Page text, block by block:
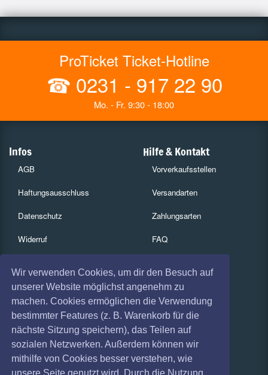
Wir verwenden Cookies, um dir den Besuch auf
unserer Website möglichst angenehm zu
machen. Cookies ermöglichen die Verwendung
bestimmter Features (z. B. Warenkorb für die
nächste Sitzung speichern), das Teilen auf
sozialen Netzwerken. Außerdem können wir
mithilfe von Cookies besser verstehen, wie
unsere Seite genutzt wird. Durch die Nutzung
ProTicket Ticket-Hotline
☎ 0231 - 917 22 90
Mo. - Fr. 9:30 - 18:00
Infos
AGB
Haftungsausschluss
Datenschutz
Widerruf
Absagen
Hilfe & Kontakt
Vorverkaufsstellen
Versandarten
Zahlungsarten
FAQ
Services
Gutscheine
Geschäftskunden
Kartenrückgabe
Besucherregistrierung